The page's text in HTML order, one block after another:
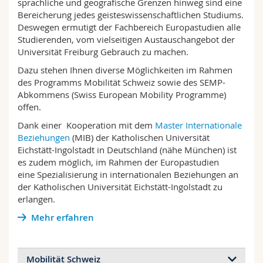
Math.-Nat. und Med. Fak.
Interfakultär
Mitarbeitende
Doktorierende
Webmail
Vorlesungsverzeichnis
MyUnifr
sprachliche und geografische Grenzen hinweg sind eine
Bereicherung jedes geisteswissenschaftlichen Studiums.
Deswegen ermutigt der Fachbereich Europastudien alle
Studierenden, vom vielseitigen Austauschangebot der
Universität Freiburg Gebrauch zu machen.
Dazu stehen Ihnen diverse Möglichkeiten im Rahmen
des Programms Mobilität Schweiz sowie des SEMP-
Abkommens (Swiss European Mobility Programme)
offen.
Dank einer Kooperation mit dem Master Internationale
Beziehungen (MIB) der Katholischen Universität
Eichstätt-Ingolstadt in Deutschland (nähe München) ist
es zudem möglich, im Rahmen der Europastudien
eine Spezialisierung in internationalen Beziehungen an
der Katholischen Universität Eichstätt-Ingolstadt zu
erlangen.
Mehr erfahren
Mobilität Schweiz